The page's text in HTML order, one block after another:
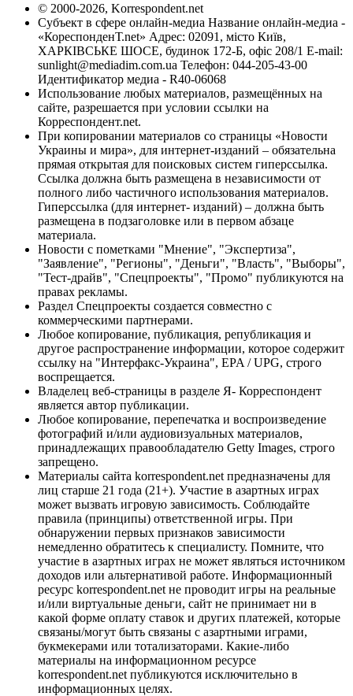
© 2000-2026, Korrespondent.net
Субъект в сфере онлайн-медиа Название онлайн-медиа -
«КореспонденТ.net» Адрес: 02091, місто Київ,
ХАРКІВСЬКЕ ШОСЕ, будинок 172-Б, офіс 208/1 E-mail:
sunlight@mediadim.com.ua Телефон: 044-205-43-00
Идентификатор медиа - R40-06068
Использование любых материалов, размещённых на
сайте, разрешается при условии ссылки на
Корреспондент.net.
При копировании материалов со страницы «Новости
Украины и мира», для интернет-изданий – обязательна
прямая открытая для поисковых систем гиперссылка.
Ссылка должна быть размещена в независимости от
полного либо частичного использования материалов.
Гиперссылка (для интернет- изданий) – должна быть
размещена в подзаголовке или в первом абзаце
материала.
Новости с пометками "Мнение", "Экспертиза",
"Заявление", "Регионы", "Деньги", "Власть", "Выборы",
"Тест-драйв", "Спецпроекты", "Промо" публикуются на
правах рекламы.
Раздел Спецпроекты создается совместно с
коммерческими партнерами.
Любое копирование, публикация, републикация и
другое распространение информации, которое содержит
ссылку на "Интерфакс-Украина", EPA / UPG, строго
воспрещается.
Владелец веб-страницы в разделе Я- Корреспондент
является автор публикации.
Любое копирование, перепечатка и воспроизведение
фотографий и/или аудиовизуальных материалов,
принадлежащих правообладателю Getty Images, строго
запрещено.
Материалы сайта korrespondent.net предназначены для
лиц старше 21 года (21+). Участие в азартных играх
может вызвать игровую зависимость. Соблюдайте
правила (принципы) ответственной игры. При
обнаружении первых признаков зависимости
немедленно обратитесь к специалисту. Помните, что
участие в азартных играх не может являться источником
доходов или альтернативой работе. Информационный
ресурс korrespondent.net не проводит игры на реальные
и/или виртуальные деньги, сайт не принимает ни в
какой форме оплату ставок и других платежей, которые
связаны/могут быть связаны с азартными играми,
букмекерами или тотализаторами. Какие-либо
материалы на информационном ресурсе
korrespondent.net публикуются исключительно в
информационных целях.